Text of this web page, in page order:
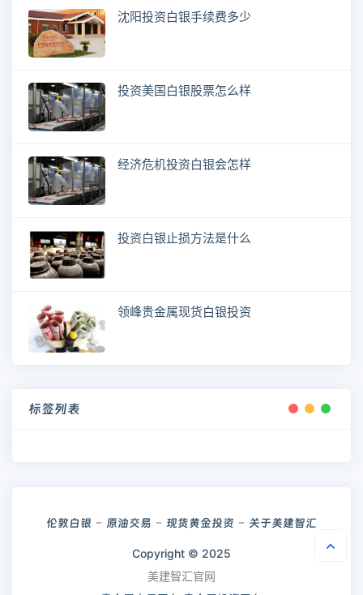
沈阳投资白银手续费多少
投资美国白银股票怎么样
经济危机投资白银会怎样
投资白银止损方法是什么
领峰贵金属现货白银投资
标签列表
伦敦白银 原油交易 现货黄金投资 关于美建智汇
Copyright © 2025
美建智汇官网